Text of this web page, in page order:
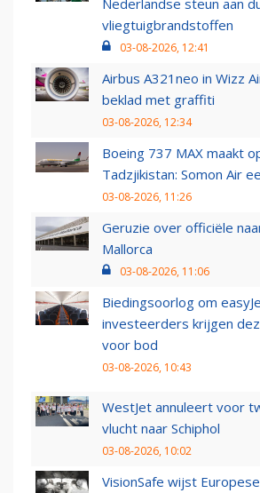
Nederlandse steun aan
vliegtuigbrandstoffen
03-08-2026, 12:41
Airbus A321neo in Wizz
beklad met graffiti
03-08-2026, 12:34
Boeing 737 MAX maakt
Tadzjikistan: Somon Air
03-08-2026, 11:26
Geruzie over officiële
Mallorca
03-08-2026, 11:06
Biedingsoorlog om
investeerders krijgen
voor bod
03-08-2026, 10:43
WestJet annuleert voor
vlucht naar Schiphol
03-08-2026, 10:02
VisionSafe wijst